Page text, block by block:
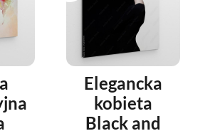
Elegancka
kobieta
Black and